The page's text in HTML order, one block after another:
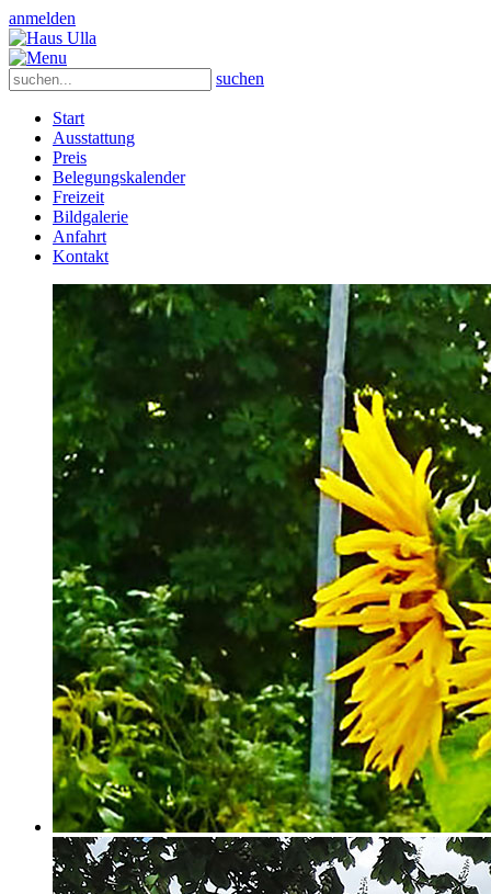
anmelden
suchen
Start
Ausstattung
Preis
Belegungskalender
Freizeit
Bildgalerie
Anfahrt
Kontakt